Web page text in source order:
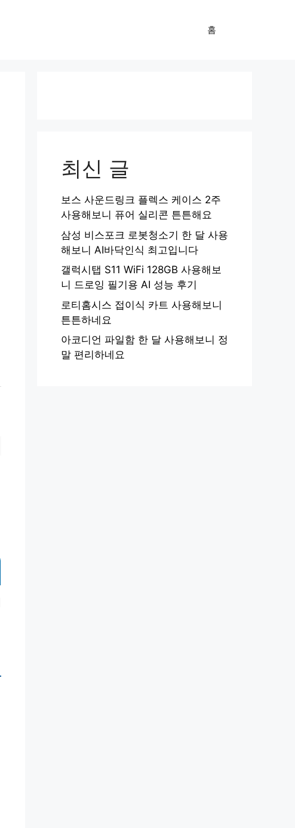
홈
최신 글
보스 사운드링크 플렉스 케이스 2주
사용해보니 퓨어 실리콘 튼튼해요
삼성 비스포크 로봇청소기 한 달 사용
해보니 AI바닥인식 최고입니다
갤럭시탭 S11 WiFi 128GB 사용해보
니 드로잉 필기용 AI 성능 후기
로티홈시스 접이식 카트 사용해보니
튼튼하네요
아코디언 파일함 한 달 사용해보니 정
말 편리하네요